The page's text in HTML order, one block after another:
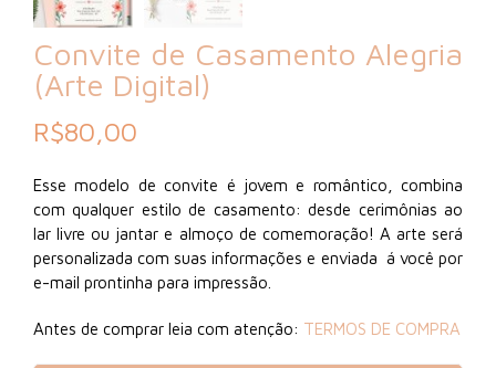
Convite de Casamento Alegria
(Arte Digital)
R$80,00
Esse modelo de convite é jovem e romântico, combina
com qualquer estilo de casamento: desde cerimônias ao
lar livre ou jantar e almoço de comemoração! A arte será
personalizada com suas informações e enviada á você por
e-mail prontinha para impressão.
Antes de comprar leia com atenção: TERMOS DE COMPRA